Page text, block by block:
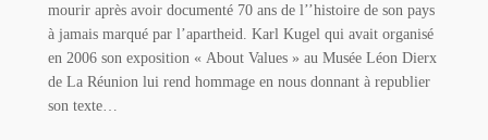
mourir après avoir documenté 70 ans de l’’histoire de son pays
à jamais marqué par l’apartheid. Karl Kugel qui avait organisé
en 2006 son exposition « About Values » au Musée Léon Dierx
de La Réunion lui rend hommage en nous donnant à republier
son texte…